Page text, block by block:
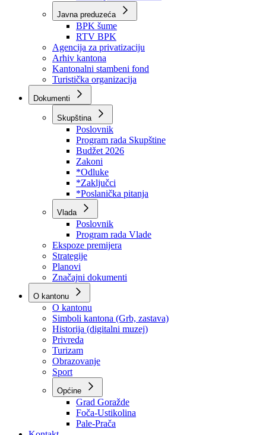
Direkcija za robne rezerve
Direkcija za ceste
Direkcija za šumarstvo
Javna preduzeća
BPK šume
RTV BPK
Agencija za privatizaciju
Arhiv kantona
Kantonalni stambeni fond
Turistička organizacija
Dokumenti
Skupština
Poslovnik
Program rada Skupštine
Budžet 2026
Zakoni
*Odluke
*Zaključci
*Poslanička pitanja
Vlada
Poslovnik
Program rada Vlade
Ekspoze premijera
Strategije
Planovi
Značajni dokumenti
O kantonu
O kantonu
Simboli kantona (Grb, zastava)
Historija (digitalni muzej)
Privreda
Turizam
Obrazovanje
Sport
Općine